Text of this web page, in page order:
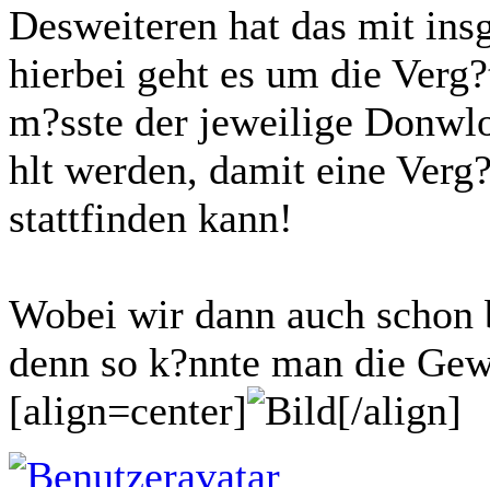
Desweiteren hat das mit
hierbei geht es um die
m?sste der jeweilige
hlt werden, damit eine
stattfinden kann!
Wobei wir dann auch
denn so k?nnte man die
[align=center]
[/align]